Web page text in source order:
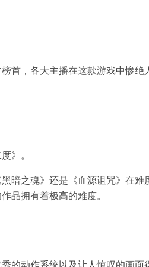
首，各大主播在这款游戏中惨绝
》。
暗之魂》还是《血源诅咒》在难
品拥有着极高的难度。
的动作系统以及让人惊叹的画面